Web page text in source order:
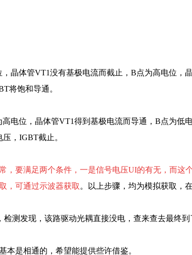
晶体管VT1没有基极电流而截止，B点为高电位，
将饱和导通。
电位，晶体管VT1得到基极电流而导通，B点为低
，IGBT截止。
，要满足两个条件，一是信号电压UI的有无，而这
，可通过示波器获取 。以上步骤，均为模拟获取，
测发现，该路驱动光耦直接没电，查来查去最终到
是相通的，希望能提供些许借鉴。